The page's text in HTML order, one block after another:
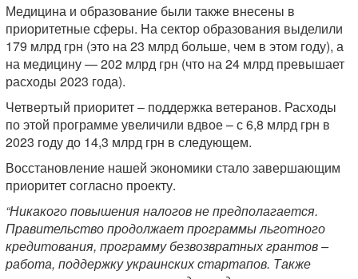
Медицина и образование были также внесены в
приоритетные сферы. На сектор образования выделили
179 млрд грн (это на 23 млрд больше, чем в этом году), а
на медицину — 202 млрд грн (что на 24 млрд превышает
расходы 2023 года).
Четвертый приоритет – поддержка ветеранов. Расходы
по этой программе увеличили вдвое – с 6,8 млрд грн в
2023 году до 14,3 млрд грн в следующем.
Восстановление нашей экономики стало завершающим
приоритет согласно проекту.
“Никакого повышения налогов не предполагается.
Правительство продолжает программы льготного
кредитования, программу безвозвратных грантов –
работа, поддержку украинских стартапов. Также